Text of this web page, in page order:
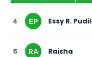
4 Essy R.
5 Raisha